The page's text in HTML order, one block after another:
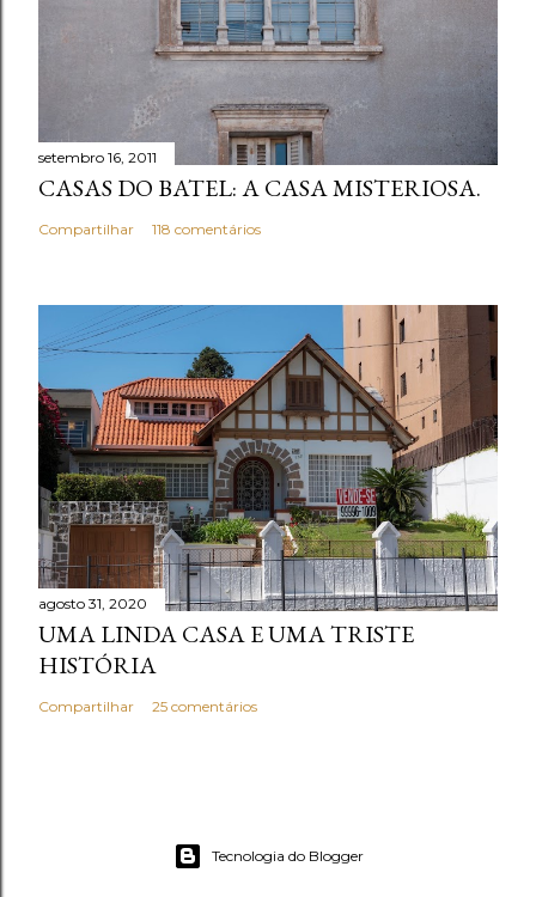
t
á
r
i
setembro 16, 2011
CASAS DO BATEL: A CASA MISTERIOSA.
Compartilhar 118 comentários
agosto 31, 2020
UMA LINDA CASA E UMA TRISTE
HISTÓRIA
Compartilhar 25 comentários
Tecnologia do Blogger